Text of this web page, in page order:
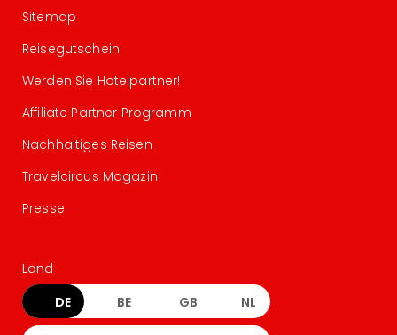
Sitemap
Reisegutschein
Werden Sie Hotelpartner!
Affiliate Partner Programm
Nachhaltiges Reisen
Travelcircus Magazin
Presse
Land
DE BE GB NL